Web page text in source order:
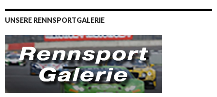
UNSERE RENNSPORTGALERIE